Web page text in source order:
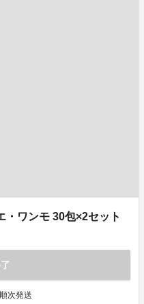
・ワンモ 30包×2セット
次発送